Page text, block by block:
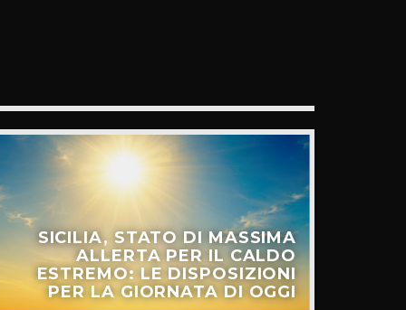
SICILIA, STATO DI MASSIMA
ALLERTA PER IL CALDO
ESTREMO: LE DISPOSIZIONI
PER LA GIORNATA DI OGGI